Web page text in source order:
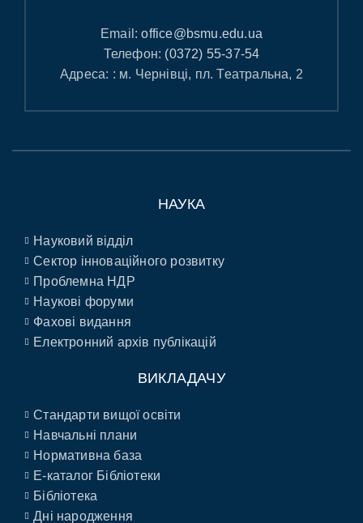
Email:office@bsmu.edu.ua
Телефон: (0372) 55-37-54
Адреса: : м. Чернівці, пл. Театральна, 2
НАУКА
Науковий відділ
Сектор інноваційного розвитку
Проблемна НДР
Наукові форуми
Фахові видання
Електронний архів публікацій
ВИКЛАДАЧУ
Стандарти вищої освіти
Навчальні плани
Нормативна база
E-каталог Бібліотеки
Бібліотека
Дні народження